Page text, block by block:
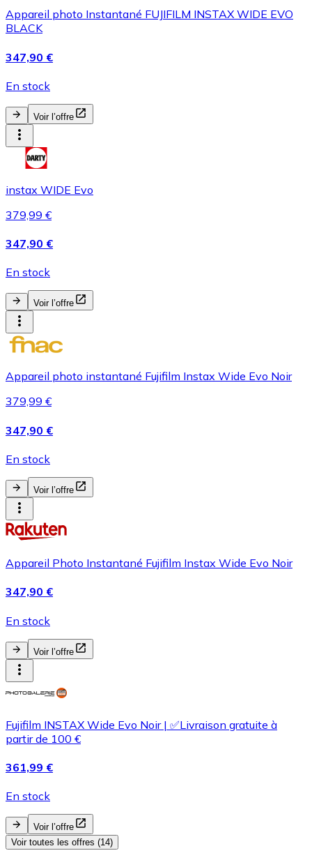
Appareil photo Instantané FUJIFILM INSTAX WIDE EVO
BLACK
347,90 €
En stock
Voir l’offre
instax WIDE Evo
379,99 €
347,90 €
En stock
Voir l’offre
Appareil photo instantané Fujifilm Instax Wide Evo Noir
379,99 €
347,90 €
En stock
Voir l’offre
Appareil Photo Instantané Fujifilm Instax Wide Evo Noir
347,90 €
En stock
Voir l’offre
Fujifilm INSTAX Wide Evo Noir | ✅Livraison gratuite à
partir de 100 €
361,99 €
En stock
Voir l’offre
Voir toutes les offres (14)